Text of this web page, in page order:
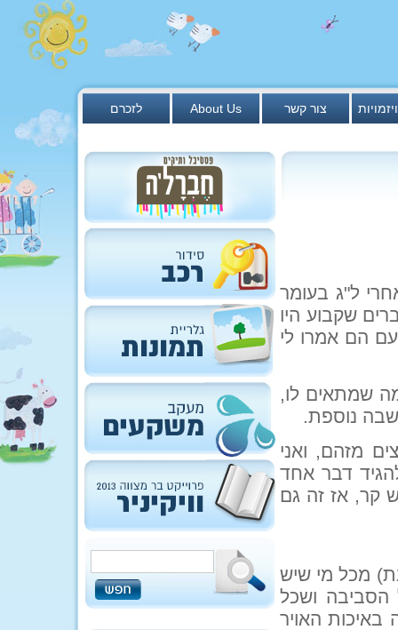
לזכרם About Us צור קשר
ל"ג בעומר
שקבוע היו
הם אמרו לי
שמתאים לו,
נוספת.
מזהם, ואני
דבר אחד
קר, אז זה גם
מכל מי שיש
הסביבה ושכל
באיכות האויר